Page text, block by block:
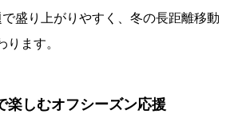
盛り上がりやすく、冬の長距離移動
ります。
楽しむオフシーズン応援